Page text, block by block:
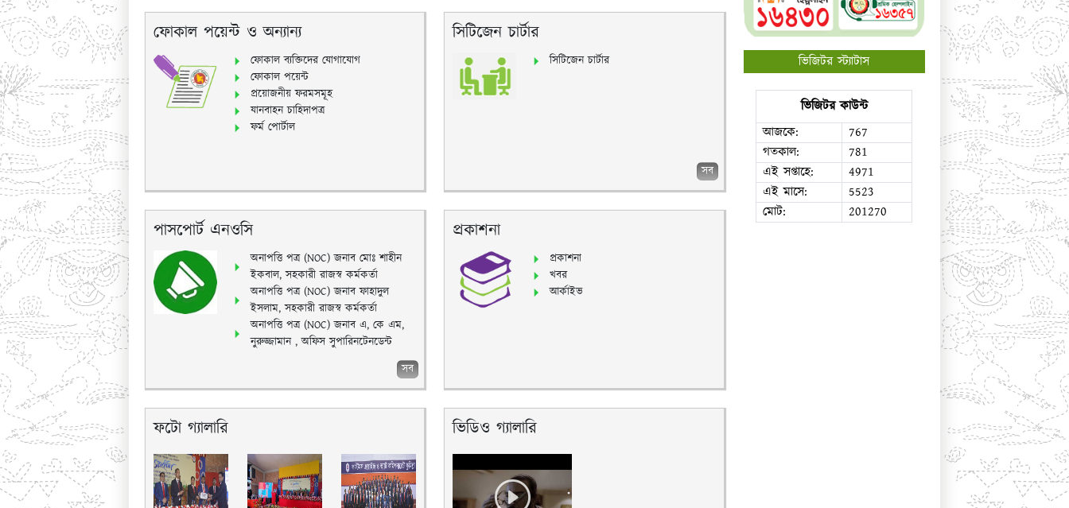
ফোকাল পয়েন্ট ও অন্যান্য
ফোকাল ব্যক্তিদের যোগাযোগ
ফোকাল পয়েন্ট
প্রয়োজনীয় ফরমসমূহ
যানবাহন চাহিদাপত্র
ফর্ম পোর্টাল
সিটিজেন চার্টার
সিটিজেন চার্টার
সব
পাসপোর্ট এনওসি
অনাপত্তি পত্র (NOC) জনাব মোঃ শাহীন
ইকবাল, সহকারী রাজস্ব কর্মকর্তা
অনাপত্তি পত্র (NOC) জনাব ফাহাদুল
ইসলাম, সহকারী রাজস্ব কর্মকর্তা
অনাপত্তি পত্র (NOC) জনাব এ, কে এম,
নুরুজ্জামান , অফিস সুপারিনটেনডেন্ট
সব
প্রকাশনা
প্রকাশনা
খবর
আর্কাইভ
ফটো গ্যালারি ভিডিও গ্যালারি
ভিজিটর স্ট্যাটাস
ভিজিটর কাউন্ট
আজকে:
767
গতকাল:
781
এই সপ্তাহে:
4971
এই মাসে:
5523
মোট:
201270